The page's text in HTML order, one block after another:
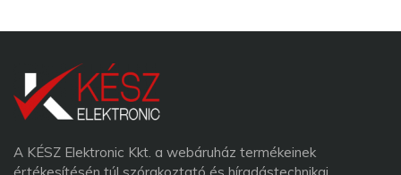
A KÉSZ Elektronic Kkt. a webáruház termékeinek